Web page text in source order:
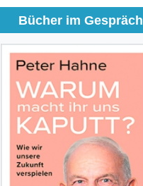
Bücher im Gespräch